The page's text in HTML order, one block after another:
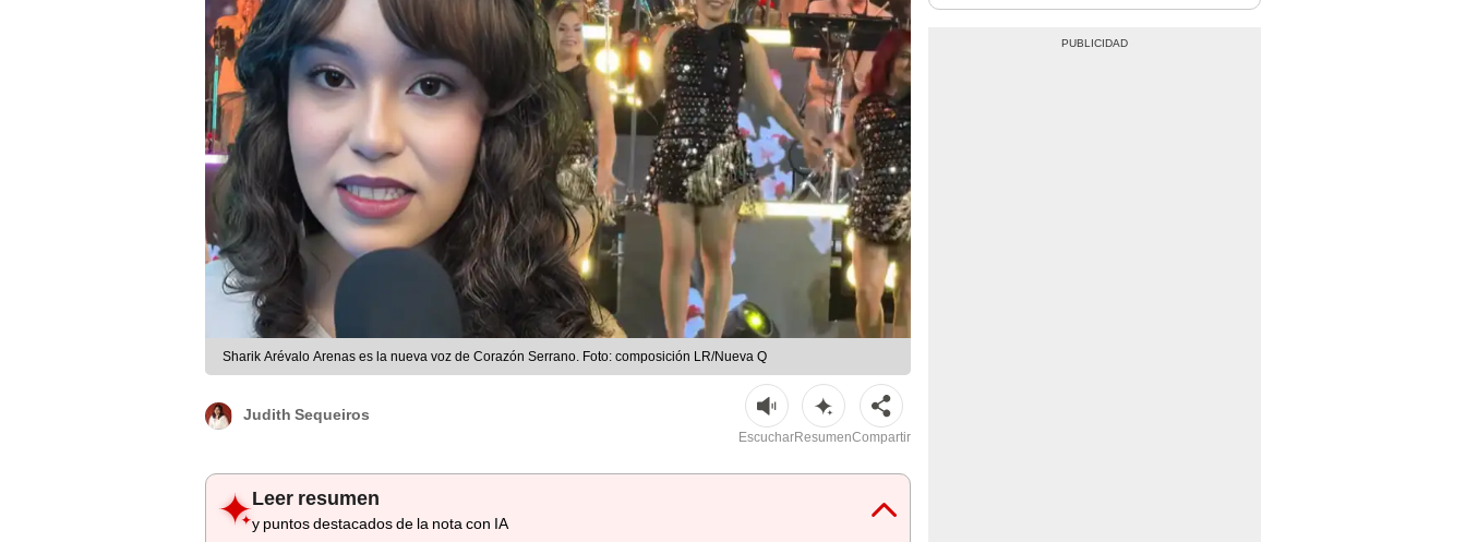
Sharik Arévalo Arenas es la nueva voz de Corazón Serrano. Foto: composición LR/Nueva Q
Judith Sequeiros
EscucharResumenCompartir
Leer resumen
y puntos destacados de la nota con IA